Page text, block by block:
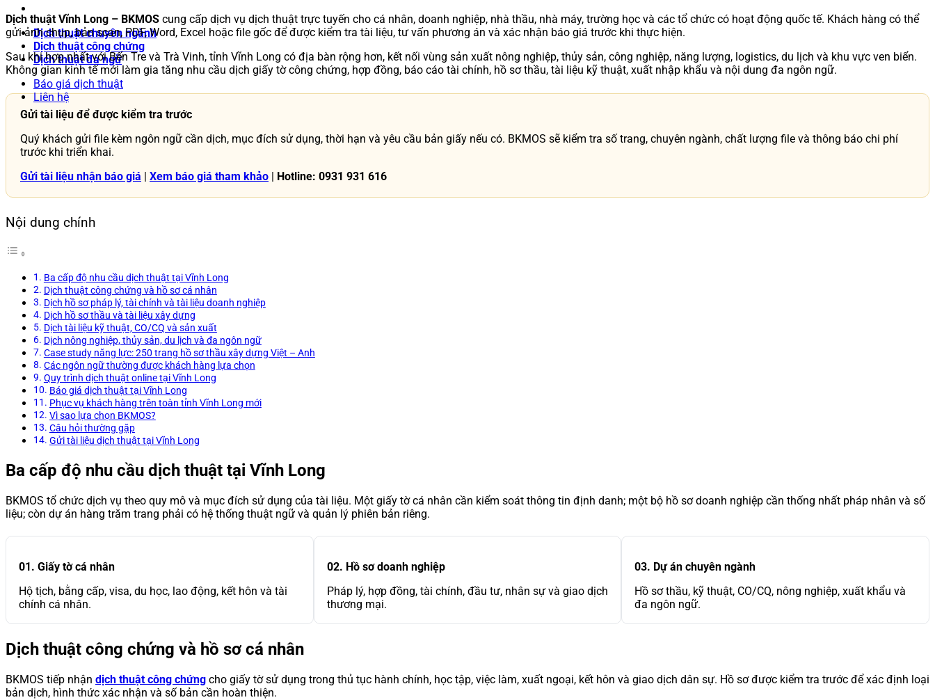
Dịch thuật chuyên ngành
Dịch thuật công chứng
Dịch thuật đa ngữ
Báo giá dịch thuật
Liên hệ
Dịch thuật Vĩnh Long – BKMOS cung cấp dịch vụ dịch thuật trực tuyến cho cá nhân, doanh nghiệp, nhà thầu, nhà máy, trường học và các tổ chức có hoạt động quốc tế. Khách hàng có thể
gửi ảnh chụp, bản scan, PDF, Word, Excel hoặc file gốc để được kiểm tra tài liệu, tư vấn phương án và xác nhận báo giá trước khi thực hiện.
Sau khi hợp nhất với Bến Tre và Trà Vinh, tỉnh Vĩnh Long có địa bàn rộng hơn, kết nối vùng sản xuất nông nghiệp, thủy sản, công nghiệp, năng lượng, logistics, du lịch và khu vực ven biển.
Không gian kinh tế mới làm gia tăng nhu cầu dịch giấy tờ công chứng, hợp đồng, báo cáo tài chính, hồ sơ thầu, tài liệu kỹ thuật, xuất nhập khẩu và nội dung đa ngôn ngữ.
Gửi tài liệu để được kiểm tra trước
Quý khách gửi file kèm ngôn ngữ cần dịch, mục đích sử dụng, thời hạn và yêu cầu bản giấy nếu có. BKMOS sẽ kiểm tra số trang, chuyên ngành, chất lượng file và thông báo chi phí
trước khi triển khai.
Gửi tài liệu nhận báo giá | Xem báo giá tham khảo | Hotline: 0931 931 616
Nội dung chính
Ba cấp độ nhu cầu dịch thuật tại Vĩnh Long
Dịch thuật công chứng và hồ sơ cá nhân
Dịch hồ sơ pháp lý, tài chính và tài liệu doanh nghiệp
Dịch hồ sơ thầu và tài liệu xây dựng
Dịch tài liệu kỹ thuật, CO/CQ và sản xuất
Dịch nông nghiệp, thủy sản, du lịch và đa ngôn ngữ
Case study năng lực: 250 trang hồ sơ thầu xây dựng Việt – Anh
Các ngôn ngữ thường được khách hàng lựa chọn
Quy trình dịch thuật online tại Vĩnh Long
Báo giá dịch thuật tại Vĩnh Long
Phục vụ khách hàng trên toàn tỉnh Vĩnh Long mới
Vì sao lựa chọn BKMOS?
Câu hỏi thường gặp
Gửi tài liệu dịch thuật tại Vĩnh Long
Ba cấp độ nhu cầu dịch thuật tại Vĩnh Long
BKMOS tổ chức dịch vụ theo quy mô và mục đích sử dụng của tài liệu. Một giấy tờ cá nhân cần kiểm soát thông tin định danh; một bộ hồ sơ doanh nghiệp cần thống nhất pháp nhân và số
liệu; còn dự án hàng trăm trang phải có hệ thống thuật ngữ và quản lý phiên bản riêng.
01. Giấy tờ cá nhân
Hộ tịch, bằng cấp, visa, du học, lao động, kết hôn và tài
chính cá nhân.
02. Hồ sơ doanh nghiệp
Pháp lý, hợp đồng, tài chính, đầu tư, nhân sự và giao dịch
thương mại.
03. Dự án chuyên ngành
Hồ sơ thầu, kỹ thuật, CO/CQ, nông nghiệp, xuất khẩu và
đa ngôn ngữ.
Dịch thuật công chứng và hồ sơ cá nhân
BKMOS tiếp nhận dịch thuật công chứng cho giấy tờ sử dụng trong thủ tục hành chính, học tập, việc làm, xuất ngoại, kết hôn và giao dịch dân sự. Hồ sơ được kiểm tra trước để xác định loại
bản dịch, hình thức xác nhận và số bản cần hoàn thiện.